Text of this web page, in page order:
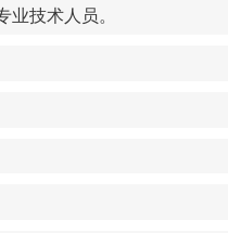
技术人员。